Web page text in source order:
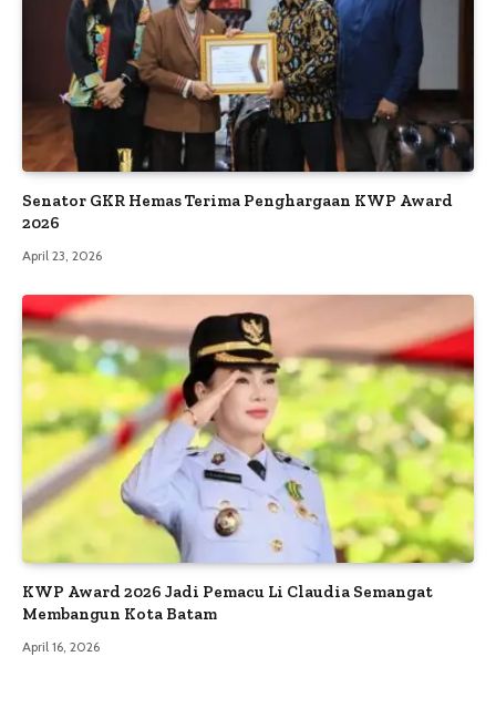
Senator GKR Hemas Terima Penghargaan KWP Award
2026
April 23, 2026
KWP Award 2026 Jadi Pemacu Li Claudia Semangat
Membangun Kota Batam
April 16, 2026